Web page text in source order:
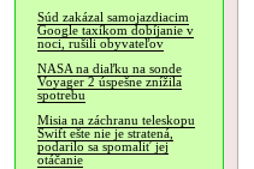
Súd zakázal samojazdiacim
Google taxíkom dobíjanie v
noci, rušili obyvateľov
NASA na diaľku na sonde
Voyager 2 úspešne znížila
spotrebu
Misia na záchranu teleskopu
Swift ešte nie je stratená,
podarilo sa spomaliť jej
otáčanie